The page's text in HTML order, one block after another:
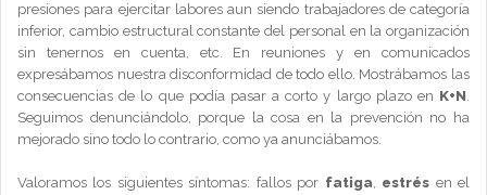
presiones para ejercitar labores aun siendo trabajadores de categoría
inferior, cambio estructural constante del personal en la organización
sin tenernos en cuenta, etc. En reuniones y en comunicados
expresábamos nuestra disconformidad de todo ello. Mostrábamos las
consecuencias de lo que podía pasar a corto y largo plazo en K+N.
Seguimos denunciándolo, porque la cosa en la prevención no ha
mejorado sino todo lo contrario, como ya anunciábamos.
Valoramos los siguientes síntomas: fallos por fatiga, estrés en el